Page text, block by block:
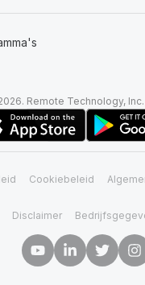
Remote Technology,
Cookiebeleid
Disclaimer